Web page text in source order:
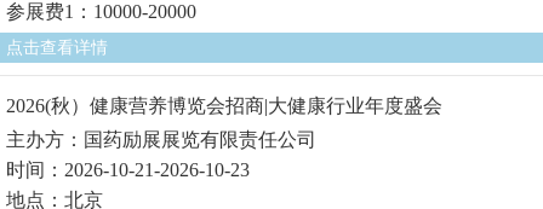
参展费1：10000-20000
点击查看详情
2026(秋）健康营养博览会招商|大健康行业年度盛会
主办方：国药励展展览有限责任公司
时间：2026-10-21-2026-10-23
地点：北京